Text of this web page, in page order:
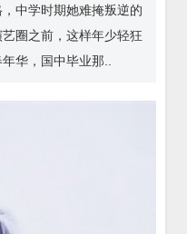
中学时期她难掩叛逆的
圈之前，这样年少轻狂
华，国中毕业那..